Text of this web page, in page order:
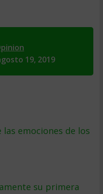
19, 2019
emociones de los
su primera